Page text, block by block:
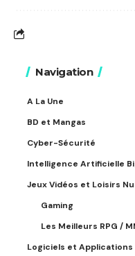
Navigation
A La Une
BD et Mangas
Cyber-Sécurité
Intelligence Artificielle
Jeux Vidéos et Loisirs
Gaming
Les Meilleurs RPG /
Logiciels et Applications